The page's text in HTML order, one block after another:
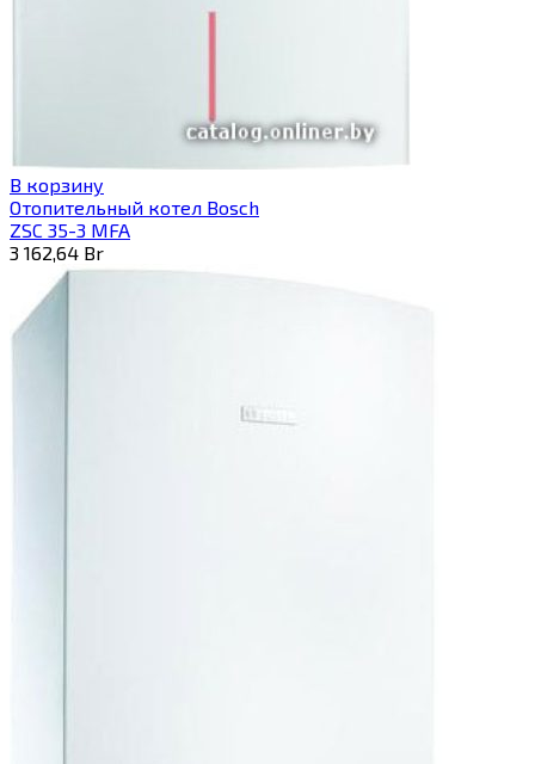
В корзину
Отопительный котел Bosch
ZSC 35-3 MFA
3 162,64 Br